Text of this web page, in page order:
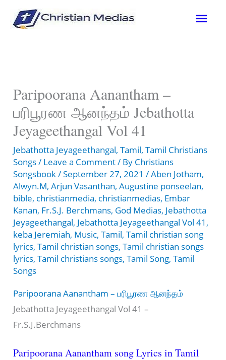
Paripoorana Aanantham –
பரிபூரண ஆனந்தம் Jebathotta
Jeyageethangal Vol 41
Jebathotta Jeyageethangal,Tamil,Tamil Christians
Songs/ Leave a Comment/ By Christians
Songsbook/September 27, 2021/Aben Jotham,
Alwyn.M,Arjun Vasanthan,Augustine ponseelan,
bible, christianmedia, christianmedias, Embar
Kanan, Fr.S.J. Berchmans, God Medias, Jebathotta
Jeyageethangal, Jebathotta Jeyageethangal Vol 41 ,
keba Jeremiah, Music,Tamil,Tamil christian song
lyrics,Tamil christian songs,Tamil christian songs
lyrics,Tamil christians songs,Tamil Song,Tamil
Songs
Paripoorana Aanantham – பரிபூரண ஆனந்தம்
Jebathotta Jeyageethangal Vol 41 –
Fr.S.J.Berchmans
Paripoorana Aanantham song Lyrics in Tamil